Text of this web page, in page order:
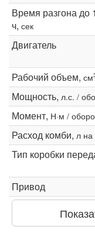
Время разгона до
ч, сек
Двигатель
Рабочий объем, см
Мощность, л.с. /
Момент, Н·м /
Расход комби, л на
Тип коробки
Привод